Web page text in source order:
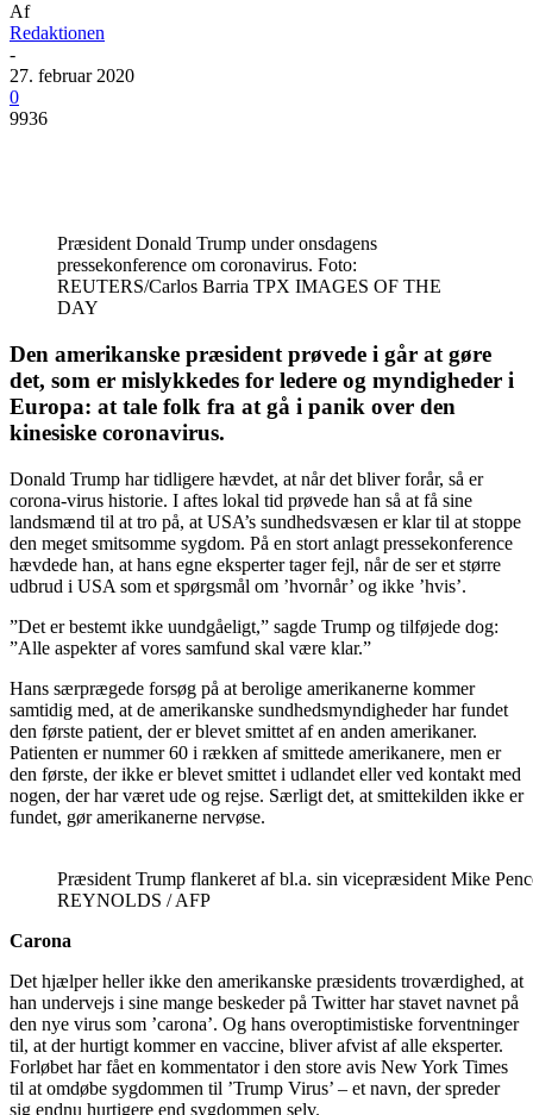
Af
Redaktionen
-
27. februar 2020
0
9936
Præsident Donald Trump under onsdagens
pressekonference om coronavirus. Foto:
REUTERS/Carlos Barria TPX IMAGES OF THE
DAY
Den amerikanske præsident prøvede i går at gøre
det, som er mislykkedes for ledere og myndigheder i
Europa: at tale folk fra at gå i panik over den
kinesiske coronavirus.
Donald Trump har tidligere hævdet, at når det bliver forår, så er
corona-virus historie. I aftes lokal tid prøvede han så at få sine
landsmænd til at tro på, at USA’s sundhedsvæsen er klar til at stoppe
den meget smitsomme sygdom. På en stort anlagt pressekonference
hævdede han, at hans egne eksperter tager fejl, når de ser et større
udbrud i USA som et spørgsmål om ’hvornår’ og ikke ’hvis’.
”Det er bestemt ikke uundgåeligt,” sagde Trump og tilføjede dog:
”Alle aspekter af vores samfund skal være klar.”
Hans særprægede forsøg på at berolige amerikanerne kommer
samtidig med, at de amerikanske sundhedsmyndigheder har fundet
den første patient, der er blevet smittet af en anden amerikaner.
Patienten er nummer 60 i rækken af smittede amerikanere, men er
den første, der ikke er blevet smittet i udlandet eller ved kontakt med
nogen, der har været ude og rejse. Særligt det, at smittekilden ikke er
fundet, gør amerikanerne nervøse.
Præsident Trump flankeret af bl.a. sin vicepræsident Mike
REYNOLDS / AFP
Carona
Det hjælper heller ikke den amerikanske præsidents troværdighed, at
han undervejs i sine mange beskeder på Twitter har stavet navnet på
den nye virus som ’carona’. Og hans overoptimistiske forventninger
til, at der hurtigt kommer en vaccine, bliver afvist af alle eksperter.
Forløbet har fået en kommentator i den store avis New York Times
til at omdøbe sygdommen til ’Trump Virus’ – et navn, der spreder
sig endnu hurtigere end sygdommen selv.